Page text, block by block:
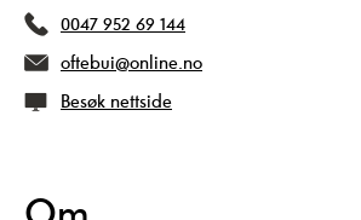
0047 952 69 144
oftebui@online.no
Besøk nettside